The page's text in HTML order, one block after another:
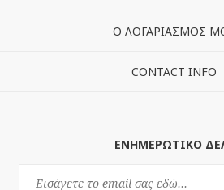
Ο ΛΟΓΑΡΙΑΣΜΌΣ
CONTACT INFO
ΕΝΗΜΕΡΩΤΙΚΌ